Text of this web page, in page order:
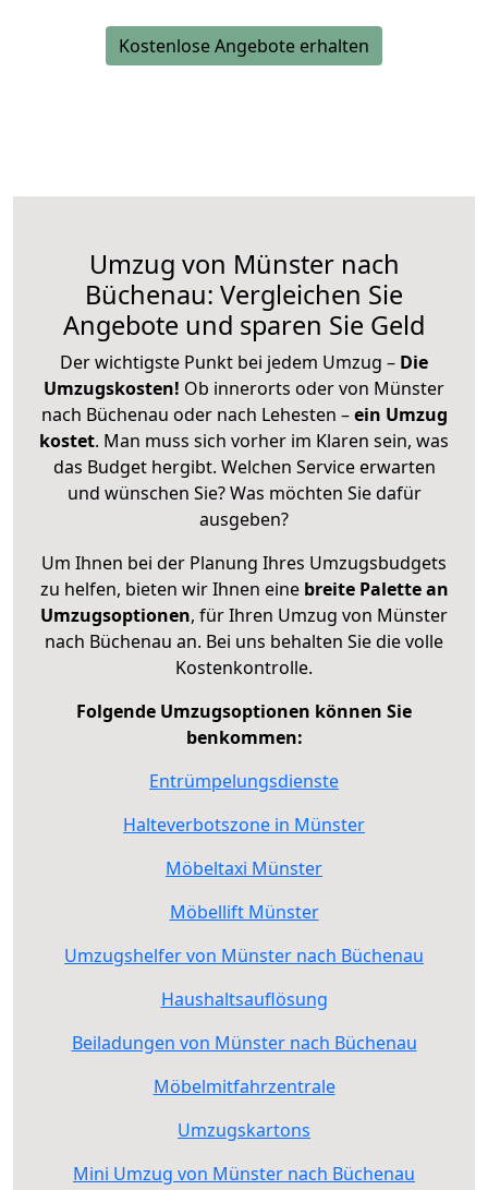
Kostenlose Angebote erhalten
Umzug von Münster nach
Büchenau: Vergleichen Sie
Angebote und sparen Sie Geld
Der wichtigste Punkt bei jedem Umzug – Die
Umzugskosten! Ob innerorts oder von Münster
nach Büchenau oder nach Lehesten –ein Umzug
kostet. Man muss sich vorher im Klaren sein, was
das Budget hergibt. Welchen Service erwarten
und wünschen Sie? Was möchten Sie dafür
ausgeben?
Um Ihnen bei der Planung Ihres Umzugsbudgets
zu helfen, bieten wir Ihnen eine breite Palette an
Umzugsoptionen, für Ihren Umzug von Münster
nach Büchenau an. Bei uns behalten Sie die volle
Kostenkontrolle.
Folgende Umzugsoptionen können Sie
benkommen:
Entrümpelungsdienste
Halteverbotszone in Münster
Möbeltaxi Münster
Möbellift Münster
Umzugshelfer von Münster nach Büchenau
Haushaltsauflösung
Beiladungen von Münster nach Büchenau
Möbelmitfahrzentrale
Umzugskartons
Mini Umzug von Münster nach Büchenau